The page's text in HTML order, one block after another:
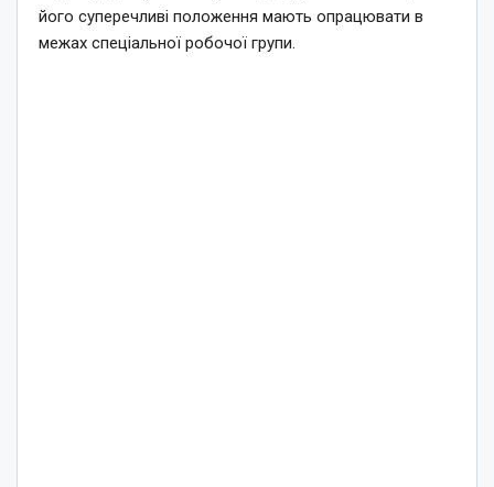
його суперечливі положення мають опрацювати в
межах спеціальної робочої групи.